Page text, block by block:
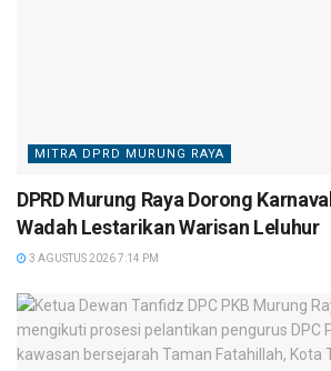
MITRA DPRD MURUNG RAYA
DPRD Murung Raya Dorong
Wadah Lestarikan Warisan Leluhur
3 AGUSTUS 2026 7:14 PM